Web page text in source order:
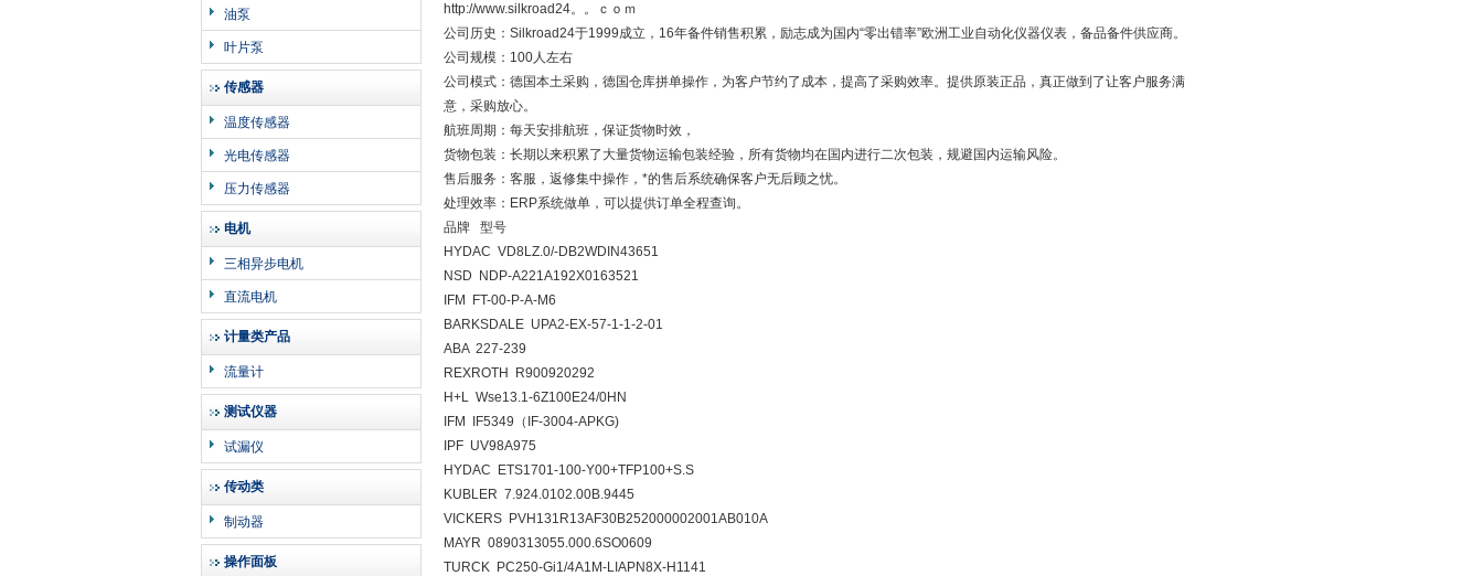
油泵
叶片泵
传感器
温度传感器
光电传感器
压力传感器
电机
三相异步电机
直流电机
计量类产品
流量计
测试仪器
试漏仪
传动类
制动器
操作面板
http://www.silkroad24。。ｃｏｍ
公司历史：Silkroad24于1999成立，16年备件销售积累，励志成为国内“零出错率”欧洲工业自动化仪器仪表，备品备件供应商。
公司规模：100人左右
公司模式：德国本土采购，德国仓库拼单操作，为客户节约了成本，提高了采购效率。提供原装正品，真正做到了让客户服务满
意，采购放心。
航班周期：每天安排航班，保证货物时效，
货物包装：长期以来积累了大量货物运输包装经验，所有货物均在国内进行二次包装，规避国内运输风险。
售后服务：客服，返修集中操作，*的售后系统确保客户无后顾之忧。
处理效率：ERP系统做单，可以提供订单全程查询。
品牌 型号
HYDAC VD8LZ.0/-DB2WDIN43651
NSD NDP-A221A192X0163521
IFM FT-00-P-A-M6
BARKSDALE UPA2-EX-57-1-1-2-01
ABA 227-239
REXROTH R900920292
H+L Wse13.1-6Z100E24/0HN
IFM IF5349（IF-3004-APKG)
IPF UV98A975
HYDAC ETS1701-100-Y00+TFP100+S.S
KUBLER 7.924.0102.00B.9445
VICKERS PVH131R13AF30B252000002001AB010A
MAYR 0890313055.000.6SO0609
TURCK PC250-Gi1/4A1M-LIAPN8X-H1141